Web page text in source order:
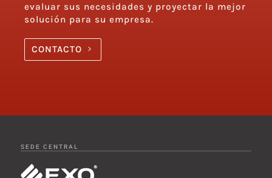
evaluar sus necesidades y proyectar la mejor
solución para su empresa.
CONTACTO
SEDE CENTRAL